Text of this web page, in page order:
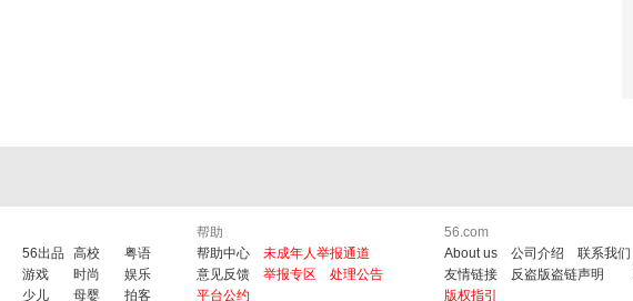
56出品 高校
粤语
游戏 时尚
娱乐
少儿 母婴 拍客
帮助
帮助中心
未成年人举报通道
意见反馈
举报专区
处理公告
平台公约
56.com
About us
公司介绍 联系我们
友情链接
反盗版盗链声明
版权指引